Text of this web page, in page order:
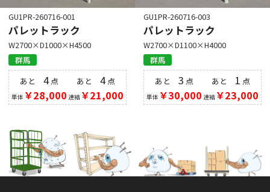
GU1PR-260716-001
パレットラック
W2700×D1000×H4500
群馬
あと4点
単体 ￥28,000
あと 4点
連結￥21,000
GU1PR-260716-003
パレットラック
W2700×D1100×H4000
群馬
あと3 点
単体 ￥30,000
あと 1 点
連結￥23,000